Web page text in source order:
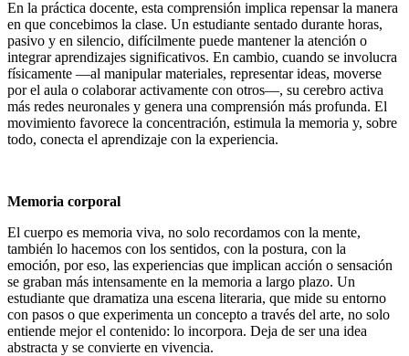
En la práctica docente, esta comprensión implica repensar la manera
en que concebimos la clase. Un estudiante sentado durante horas,
pasivo y en silencio, difícilmente puede mantener la atención o
integrar aprendizajes significativos. En cambio, cuando se involucra
físicamente —al manipular materiales, representar ideas, moverse
por el aula o colaborar activamente con otros—, su cerebro activa
más redes neuronales y genera una comprensión más profunda. El
movimiento favorece la concentración, estimula la memoria y, sobre
todo, conecta el aprendizaje con la experiencia.
Memoria corporal
El cuerpo es memoria viva, no solo recordamos con la mente,
también lo hacemos con los sentidos, con la postura, con la
emoción, por eso, las experiencias que implican acción o sensación
se graban más intensamente en la memoria a largo plazo. Un
estudiante que dramatiza una escena literaria, que mide su entorno
con pasos o que experimenta un concepto a través del arte, no solo
entiende mejor el contenido: lo incorpora. Deja de ser una idea
abstracta y se convierte en vivencia.